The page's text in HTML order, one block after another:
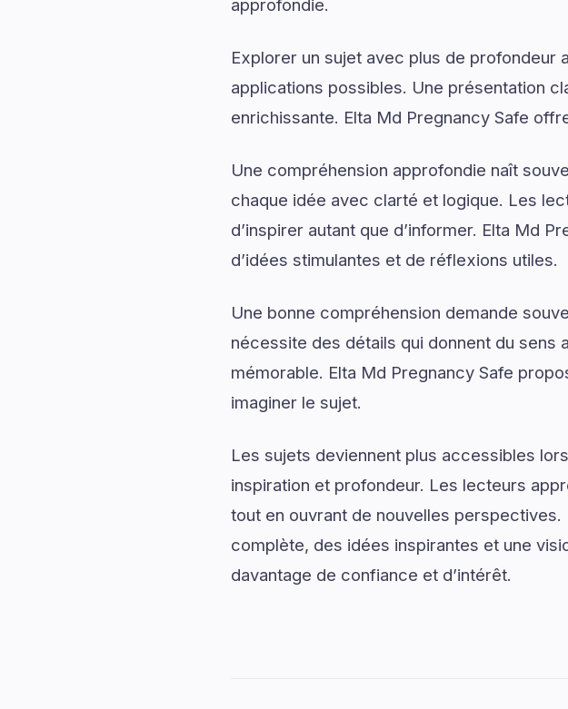
approfondie.
Explorer un sujet avec plus de
applications possibles. Une présentation
enrichissante. Elta Md Pregnancy Safe
Une compréhension approfondie naît
chaque idée avec clarté et logique. Les
d’inspirer autant que d’informer. Elta Md
d’idées stimulantes et de réflexions utiles.
Une bonne compréhension demande
nécessite des détails qui donnent du sens
mémorable. Elta Md Pregnancy Safe
imaginer le sujet.
Les sujets deviennent plus accessibles
inspiration et profondeur. Les lecteurs
tout en ouvrant de nouvelles
complète, des idées inspirantes et une
davantage de confiance et d’intérêt.